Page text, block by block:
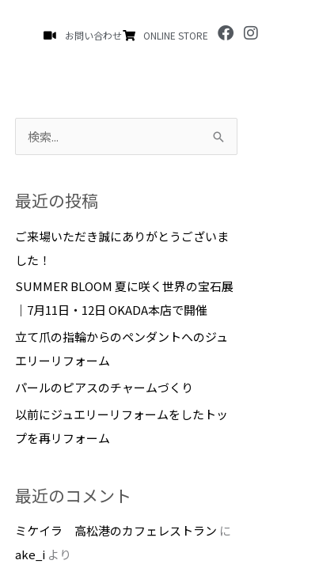
お問い合わせ ONLINE STORE F
a
o
I
n
象
最近の投稿
ご来場いただき誠にありがとうございま
した！
SUMMER BLOOM 夏に咲く世界の宝石展
｜7月11日・12日 OKADA本店で開催
立て爪の指輪からのペンダントへのジュ
エリーリフォーム
パールのピアスのチャームづくり
以前にジュエリーリフォームをしたトッ
プを再リフォーム
最近のコメント
ミケイラ 高松港のカフェレストラン に
ake_i より